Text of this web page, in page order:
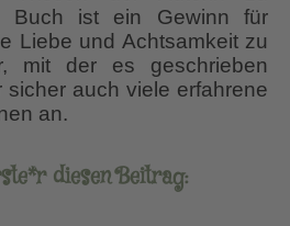
Buch ist ein Gewinn für
Liebe und Achtsamkeit zu
mit der es geschrieben
sicher auch viele erfahrene
an.
diesen Beitrag: